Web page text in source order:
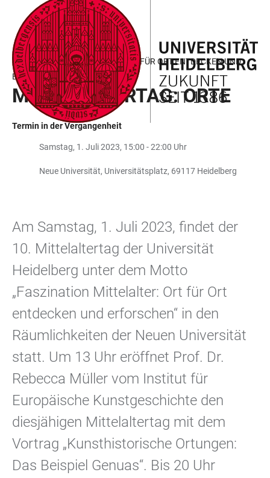
LINKS
ZUR
BARRIEREFREIHEIT
ZUM
HAUPTINHALT
HAUPTNAVIGATION
ÖFFNEN
WEBSEITENSUCHE
ÖFFNEN
FASZINATION MITTELALTER: ORT FÜR ORT ENTDECKEN UND
ERFORSCHEN
MITTELALTERTAG: ORTE
Termin in der Vergangenheit
Samstag, 1. Juli 2023, 15:00 - 22:00 Uhr
Neue Universität, Universitätsplatz, 69117 Heidelberg
Am Samstag, 1. Juli 2023, findet der
10. Mittelaltertag der Universität
Heidelberg unter dem Motto
„Faszination Mittelalter: Ort für Ort
entdecken und erforschen“ in den
Räumlichkeiten der Neuen Universität
statt. Um 13 Uhr eröffnet Prof. Dr.
Rebecca Müller vom Institut für
Europäische Kunstgeschichte den
diesjähigen Mittelaltertag mit dem
Vortrag „Kunsthistorische Ortungen:
Das Beispiel Genuas“. Bis 20 Uhr